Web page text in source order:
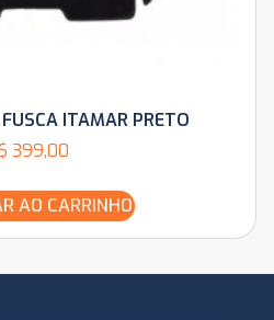
ITAMAR PRETO
399,00
AO CARRINHO